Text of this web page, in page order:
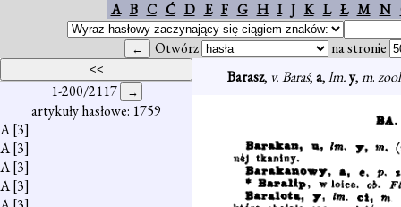
A B C Ć D E F G H I J K L Ł M N
Otwórz na stronie
1-200/2117
artykuły hasłowe: 1759
A[3]
A[3]
A[3]
A[3]
Barasz, v. Baraś,a,lm.y,m.